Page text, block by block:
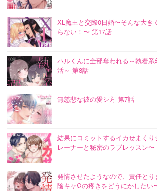
XL魔王と交際0日婚〜そんな大き
らない！〜 第17話
ハルくんに全部奪われる～執着
活～ 第8話
無慈悲な彼の愛シ方 第7話
結果にコミットするイカせまくり
レーナーと秘密のラブレッスン
発情させたようなので、責任と
陰キャΩの疼きをどうにかしたい